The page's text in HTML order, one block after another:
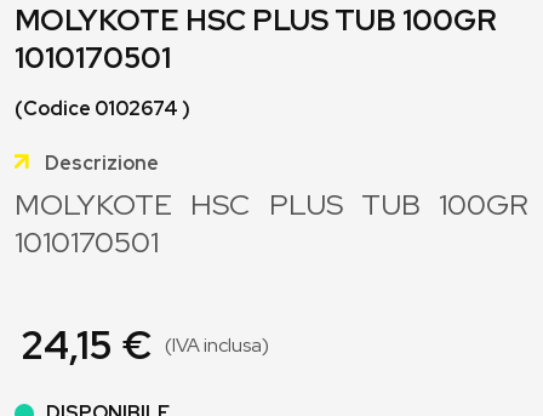
MOLYKOTE HSC PLUS TUB 100GR
1010170501
(Codice 0102674 )
Descrizione
MOLYKOTE HSC PLUS TUB 100GR
1010170501
24,15 € (IVA inclusa)